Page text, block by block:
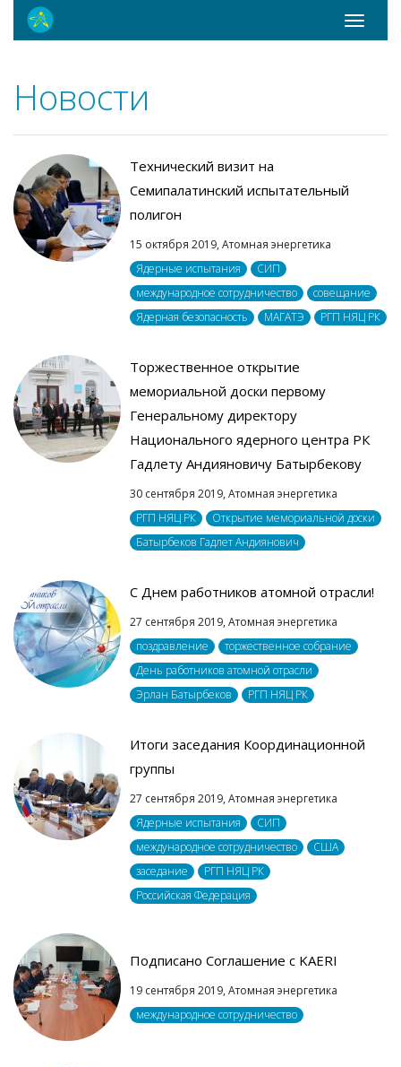
Toggle
Новости
Технический визит на
Семипалатинский испытательный
полигон
15 октября 2019, Атомная энергетика
Ядерные испытания
СИП
международное сотрудничество
совещание
Ядерная безопасность
МАГАТЭ РГП НЯЦ РК
Торжественное открытие
мемориальной доски первому
Генеральному директору
Национального ядерного центра РК
Гадлету Андияновичу Батырбекову
30 сентября 2019, Атомная энергетика
РГП НЯЦ РК
Открытие мемориальной доски
Батырбеков Гадлет Андиянович
С Днем работников атомной отрасли!
27 сентября 2019, Атомная энергетика
поздравление
торжественное собрание
День работников атомной отрасли
Эрлан Батырбеков
РГП НЯЦ РК
Итоги заседания Координационной
группы
27 сентября 2019, Атомная энергетика
Ядерные испытания
СИП
международное сотрудничество
США
заседание
РГП НЯЦ РК
Российская Федерация
Подписано Соглашение с KAERI
19 сентября 2019, Атомная энергетика
международное сотрудничество